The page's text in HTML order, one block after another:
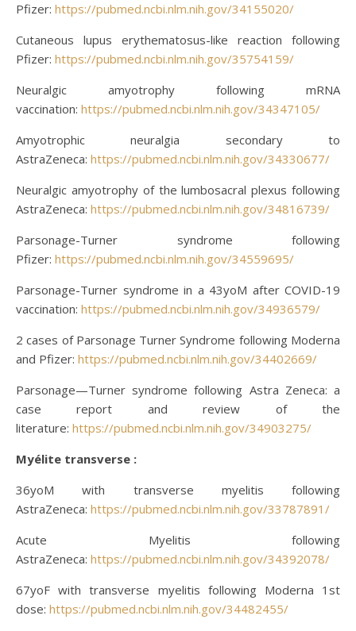
Pfizer: https://pubmed.ncbi.nlm.nih.gov/34155020/
Cutaneous lupus erythematosus-like reaction following
Pfizer: https://pubmed.ncbi.nlm.nih.gov/35754159/
Neuralgic amyotrophy following mRNA
vaccination: https://pubmed.ncbi.nlm.nih.gov/34347105/
Amyotrophic neuralgia secondary to
AstraZeneca: https://pubmed.ncbi.nlm.nih.gov/34330677/
Neuralgic amyotrophy of the lumbosacral plexus following
AstraZeneca: https://pubmed.ncbi.nlm.nih.gov/34816739/
Parsonage-Turner syndrome following
Pfizer: https://pubmed.ncbi.nlm.nih.gov/34559695/
Parsonage-Turner syndrome in a 43yoM after COVID-19
vaccination: https://pubmed.ncbi.nlm.nih.gov/34936579/
2 cases of Parsonage Turner Syndrome following Moderna
and Pfizer: https://pubmed.ncbi.nlm.nih.gov/34402669/
Parsonage—Turner syndrome following Astra Zeneca: a
case report and review of the
literature: https://pubmed.ncbi.nlm.nih.gov/34903275/
Myélite transverse :
36yoM with transverse myelitis following
AstraZeneca: https://pubmed.ncbi.nlm.nih.gov/33787891/
Acute Myelitis following
AstraZeneca: https://pubmed.ncbi.nlm.nih.gov/34392078/
67yoF with transverse myelitis following Moderna 1st
dose: https://pubmed.ncbi.nlm.nih.gov/34482455/